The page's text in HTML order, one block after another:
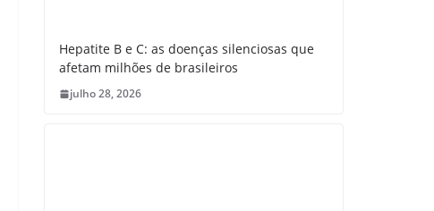
Hepatite B e C: as doenças silenciosas que
afetam milhões de brasileiros
julho 28, 2026